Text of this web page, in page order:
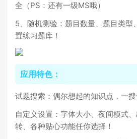
全（PS：还有一级MS哦）
5、随机测验：题目数量、题目类型
置练习题库！
应用特色：
试题搜索：偶尔想起的知识点，一搜
自定义设置：字体大小、夜间模式
转、各种贴心功能任你选择！